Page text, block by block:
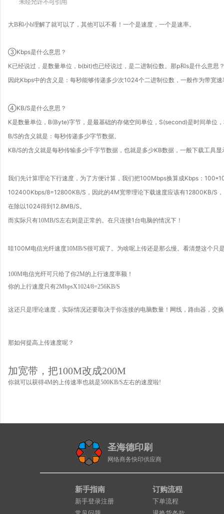
大B和小b理解了就可以了，其他可以不看！一个是速度，一个是速率。
③Kbps是什么意思？
K已经说过，是数量单位，b(bit)也已经说过，是二进制位数。那p和s是什么意
因此Kbps中的含义是：每秒能够传递多少次1024个二进制位数，一般作为带宽
④KB/S是什么意思？
K是数量单位，B(Byte)字节，是最基础的存储空间单位，S(second)是时间单位
B/S的含义就是：每秒传递多少字节数据。
KB/S的含义就是每秒传输多少千字节数据，也就是多少KB数据，一般下载工具
我们先计算理论下行速度，为了方便计算，我们把100Mbps换算成Kbps：
102400Kbps/8=12800KB/S，因此的4M宽带理论下载速度应该有12800KB/S，
在除以1024得到12.8MB/S。
而实际只有10MB/S左右则是正常的。在只连接1台电脑的情况下！
哇100M电信光纤速度10MB/S很可观了。为啥呢上传还是那么慢。看清楚这个只
100M电信光纤可只给了你2M的上行速度率额！
你的上行速度只有2MbpsX1024/8=256KB/S
这还只是理论速度，实际情况还要取决于你连接的电脑数量！网线，路由器，交
那如何提高上传速度呢？
加宽带，把100M改成200M
你就可以获得4M的上传速率也就是500KB/S左右的速度啦!
圣海德印刷
网络商务快印供应商
新手指南
新手登录注册
订购流程
下单流程